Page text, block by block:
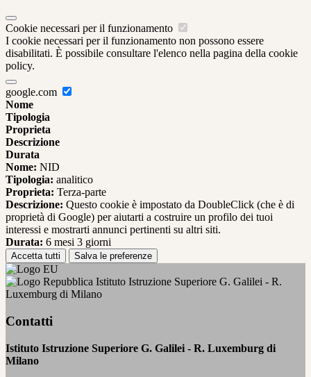
Cookie necessari per il funzionamento
I cookie necessari per il funzionamento non possono essere
disabilitati. È possibile consultare l'elenco nella pagina della cookie
policy.
google.com
Nome
Tipologia
Proprieta
Descrizione
Durata
Nome: NID
Tipologia: analitico
Proprieta: Terza-parte
Descrizione: Questo cookie è impostato da DoubleClick (che è di
proprietà di Google) per aiutarti a costruire un profilo dei tuoi
interessi e mostrarti annunci pertinenti su altri siti.
Durata: 6 mesi 3 giorni
Accetta tutti Salva le preferenze
Istituto Istruzione Superiore G. Galilei - R.
Luxemburg di Milano
Contatti
Istituto Istruzione Superiore G. Galilei - R. Luxemburg di
Milano